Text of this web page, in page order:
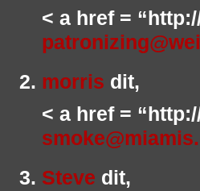
< a href =
morris dit,
< a href =
Steve dit,